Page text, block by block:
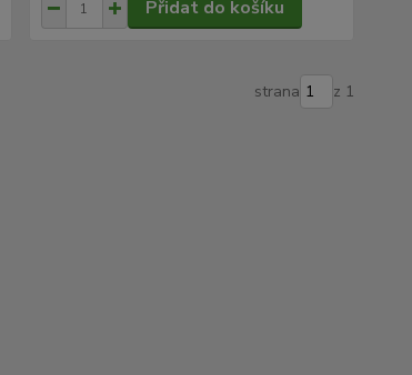
Přidat do košíku
strana z 1